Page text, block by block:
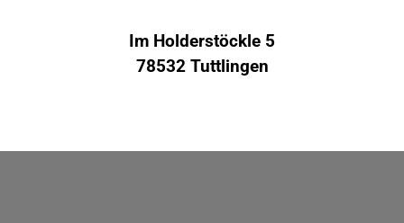
Im Holderstöckle 5
78532 Tuttlingen